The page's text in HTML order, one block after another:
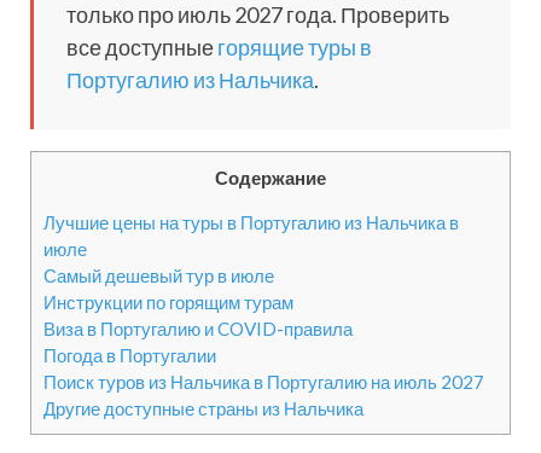
только про июль 2027 года. Проверить
все доступныегорящие туры в
Португалию из Нальчика.
Содержание
Лучшие цены на туры в Португалию из Нальчика в
июле
Самый дешевый тур в июле
Инструкции по горящим турам
Виза в Португалию и COVID-правила
Погода в Португалии
Поиск туров из Нальчика в Португалию на июль 2027
Другие доступные страны из Нальчика